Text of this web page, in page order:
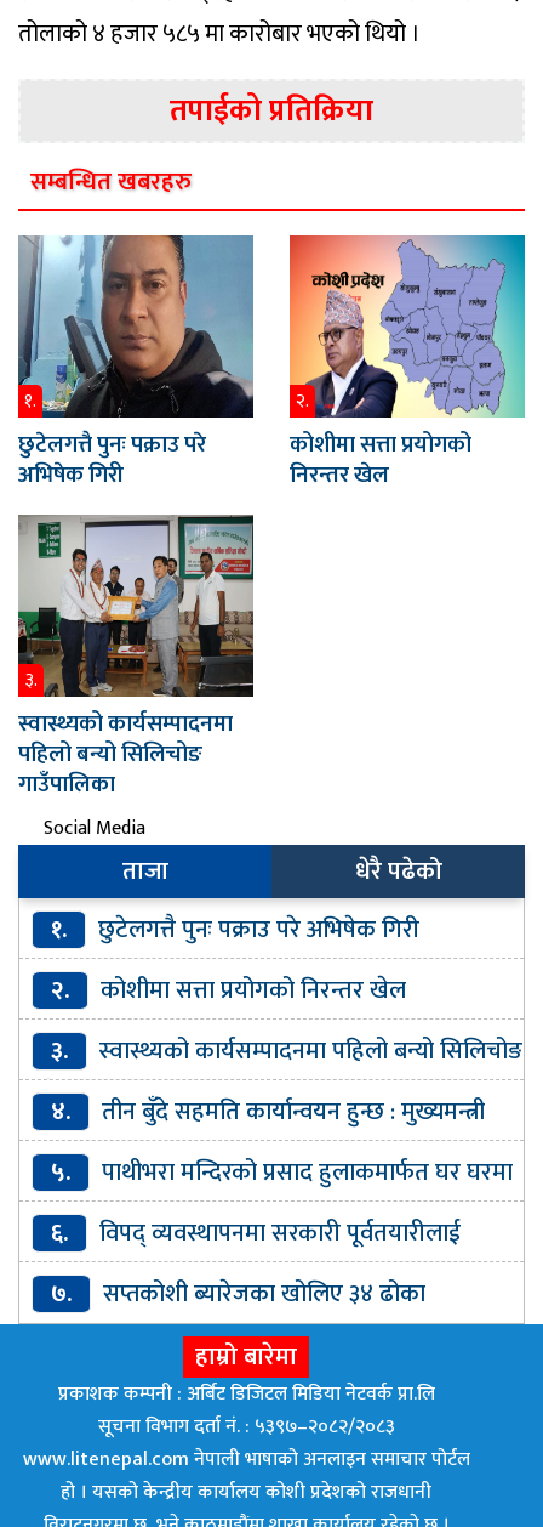
तोलाको ४ हजार ५८५ मा कारोबार भएको थियो ।
तपाईको प्रतिक्रिया
सम्बन्धित खबरहरु
१.
छुटेलगत्तै पुनः पक्राउ परे
अभिषेक गिरी
२.
कोशीमा सत्ता प्रयोगको
निरन्तर खेल
३.
स्वास्थ्यको कार्यसम्पादनमा
पहिलो बन्यो सिलिचोङ
गाउँपालिका
Social Media
ताजा
धेरै पढेको
१.
छुटेलगत्तै पुनः पक्राउ परे अभिषेक गिरी
२.
कोशीमा सत्ता प्रयोगको निरन्तर खेल
३.
स्वास्थ्यको कार्यसम्पादनमा पहिलो बन्यो सिलिचोङ
गाउँपालिका
४.
तीन बुँदे सहमति कार्यान्वयन हुन्छ : मुख्यमन्त्री
कार्की
५.
पाथीभरा मन्दिरको प्रसाद हुलाकमार्फत घर घरमा
पठाइने
६.
विपद् व्यवस्थापनमा सरकारी पूर्वतयारीलाई
प्राथमिकतासाथ कार्यान्वयन गर्न सरकारलाई निर्देशन
७.
सप्तकोशी ब्यारेजका खोलिए ३४ ढोका
हाम्रो बारेमा
प्रकाशक कम्पनी : अर्बिट डिजिटल मिडिया नेटवर्क प्रा.लि
सूचना विभाग दर्ता नं. : ५३९७–२०८२/२०८३
www.litenepal.com नेपाली भाषाको अनलाइन समाचार पोर्टल
हो । यसको केन्द्रीय कार्यालय कोशी प्रदेशको राजधानी